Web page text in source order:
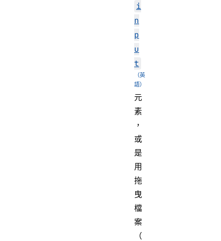
i
n
p
u
t
元
素
，
或
是
用
拖
曳
檔
案
（